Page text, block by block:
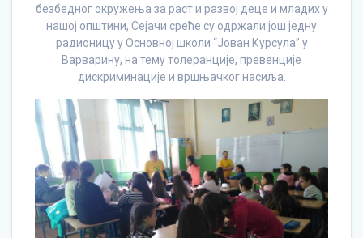
безбедног окружења за раст и развој деце и младих у
нашој општини, Сејачи среће су одржали још једну
радионицу у Основној школи “Јован Курсула” у
Варварину, на тему толеранције, превенције
дискриминације и вршњачког насиља.